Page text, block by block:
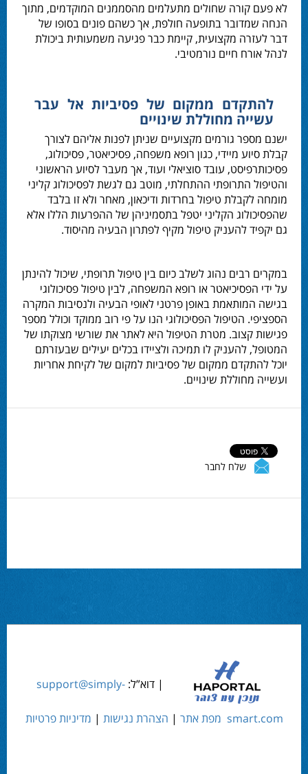
לא פעם קורה שחולים מתעלמים מהסממנים המוקדמים, מתוך
הנחה שמדובר בתופעה חולפת, אך כשהם פונים בסופו של
דבר לעזרה מקצועית, קיימת כבר פגיעה משמעותית ביכולת
לנהל אורח חיים נורמטיבי.
להתקדם ממקום של פסיביות אל עבר
עשייה מחוללת שינויים
ישנם מספר גורמים מקצועיים שניתן לפנות אליהם לצורך
קבלת סיוע מיידי, כגון רופא משפחה, פסיכיאטר, פסיכולוג,
פסיכותרפיסט, עובד סוציאלי ועוד, אך מעבר לסיוע הראשוני
והטיפול התרופתי ההתחלתי, מוטב גם לגשת לפסיכולוג קליני
מומחה לקבלת טיפול בחרדות ודיכאון, מאחר ולא זו בלבד
שהפסיכולוג הקליני יטפל בתסמיניהן של ההפרעות הללו אלא
גם יקפיד להעניק טיפול מקיף לפתרון הבעיה מהיסוד.
במקרים רבים נהוג לשלב כיום בין טיפול תרופתי, שיכול להינתן
על ידי הפסיכיאטר או רופא המשפחה, לבין טיפול פסיכולוגי
בגישה המותאמת באופן פרטני לאופי הבעיה ולנסיבות המקרה
הספציפי. הטיפול הפסיכולוגי הנו על פי רוב ממוקד וכולל מספר
פגישות קצוב. מטרת הטיפול היא לאתר את שורשי מצוקתו של
המטופל, להעניק לו תמיכה ולציידו בכלים יעילים שבעזרתם
יוכל להתקדם ממקום של פסיביות למקום של לקיחת אחריות
ועשייה מחוללת שינויים.
שלח לחבר
| דוא”ל:support@simply-
smart.com מפת אתר | הצהרת נגישות | מדיניות פרטיות